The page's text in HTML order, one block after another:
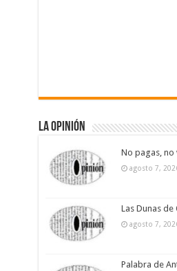
La Opinión
No pagas, no
agosto 7,
Las Dunas de
agosto 7,
Palabra de